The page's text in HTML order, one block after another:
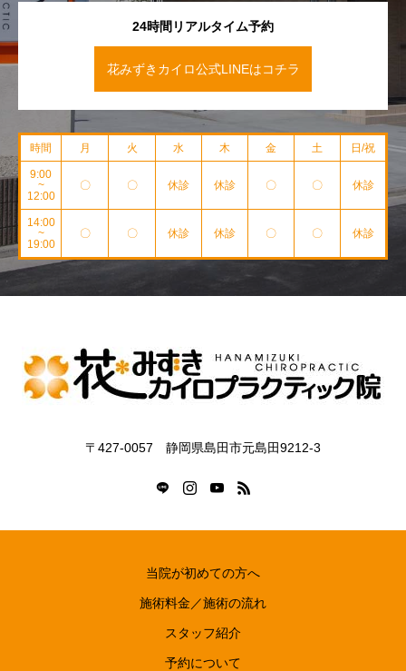
24時間リアルタイム予約
花みずきカイロ公式LINEはコチラ
時間 月 火 水 木 金 土 日/祝
9:00
~
12:00
〇 〇 休診 休診 〇 〇 休診
14:00
~
19:00
〇 〇 休診 休診 〇 〇 休診
〒427-0057 静岡県島田市元島田9212-3
当院が初めての方へ
施術料金／施術の流れ
スタッフ紹介
予約について